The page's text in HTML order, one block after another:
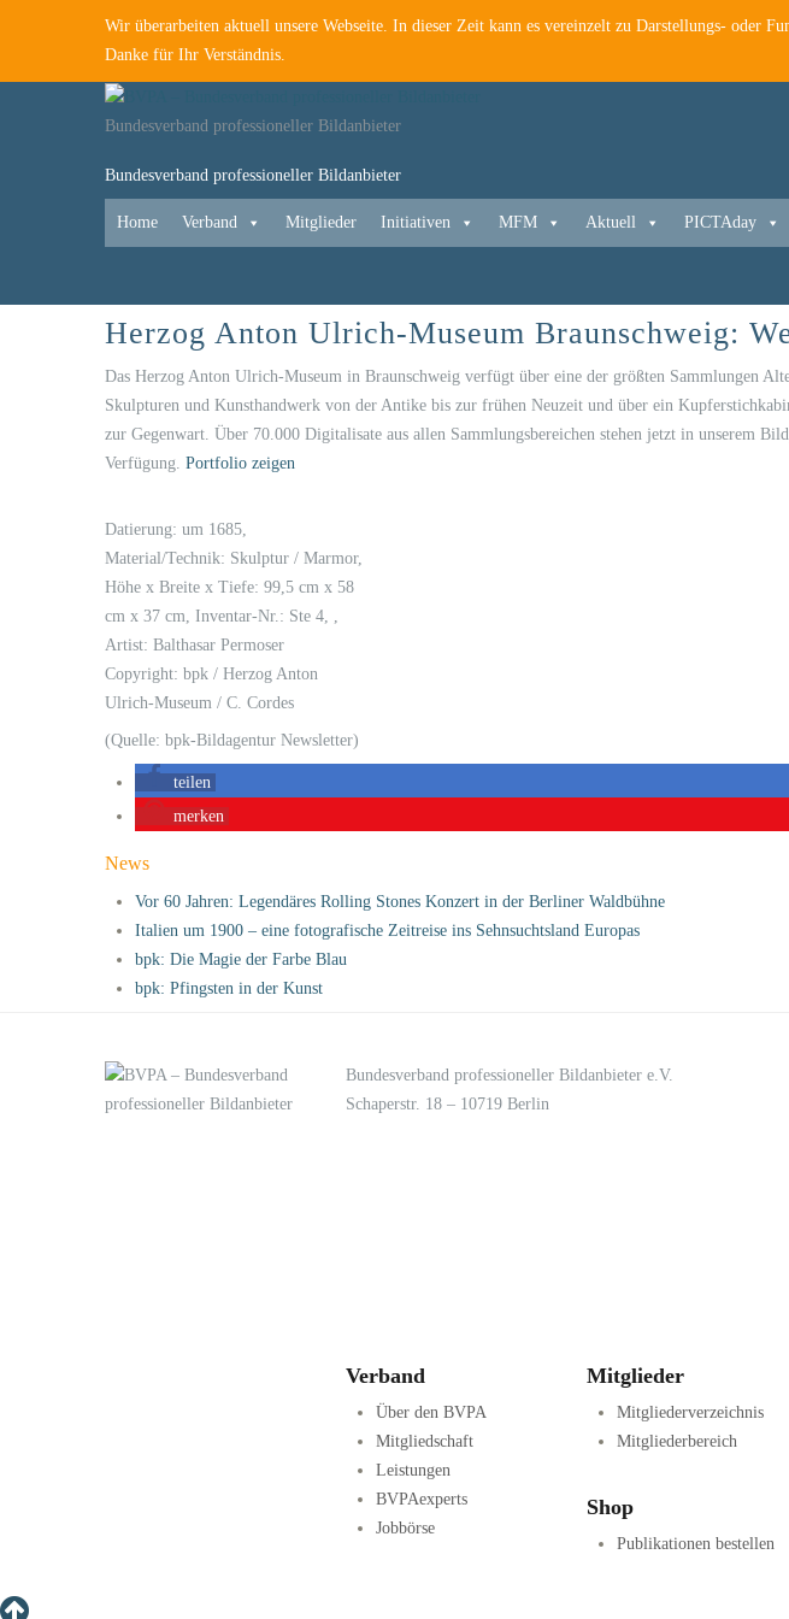
Wir überarbeiten aktuell unsere Webseite. In dieser Zeit kann es vereinzelt zu Darstellungs- oder
Danke für Ihr Verständnis.
Bundesverband professioneller Bildanbieter
Bundesverband professioneller Bildanbieter
Home Verband Mitglieder Initiativen MFM Aktuell PICTAday
Herzog Anton Ulrich-Museum Braunschweig:
Das Herzog Anton Ulrich-Museum in Braunschweig verfügt über eine der größten Sammlungen
Skulpturen und Kunsthandwerk von der Antike bis zur frühen Neuzeit und über ein
zur Gegenwart. Über 70.000 Digitalisate aus allen Sammlungsbereichen stehen jetzt in unserem
Verfügung. Portfolio zeigen
Datierung: um 1685,
Material/Technik: Skulptur / Marmor,
Höhe x Breite x Tiefe: 99,5 cm x 58
cm x 37 cm, Inventar-Nr.: Ste 4, ,
Artist: Balthasar Permoser
Copyright: bpk / Herzog Anton
Ulrich-Museum / C. Cordes
(Quelle: bpk-Bildagentur Newsletter)
teilen
merken
News
Vor 60 Jahren: Legendäres Rolling Stones Konzert in der Berliner Waldbühne
Italien um 1900 – eine fotografische Zeitreise ins Sehnsuchtsland Europas
bpk: Die Magie der Farbe Blau
bpk: Pfingsten in der Kunst
Bundesverband professioneller Bildanbieter e.V.
Schaperstr. 18 – 10719 Berlin
Verband
Über den BVPA
Mitgliedschaft
Leistungen
BVPAexperts
Jobbörse
Mitglieder
Mitgliederverzeichnis
Mitgliederbereich
Shop
Publikationen bestellen